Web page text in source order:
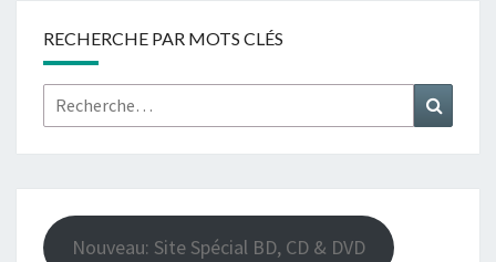
RECHERCHE PAR MOTS CLÉS
Rechercher :
Nouveau: Site Spécial BD, CD & DVD